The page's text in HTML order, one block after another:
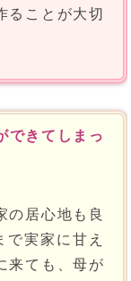
ることが大切
できてしまっ
の居心地も良
実家に甘え
来ても、母が